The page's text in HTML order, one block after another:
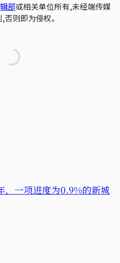
部或相关单位所有,未经端传媒
则即为侵权。
一项进度为0.9%的新城